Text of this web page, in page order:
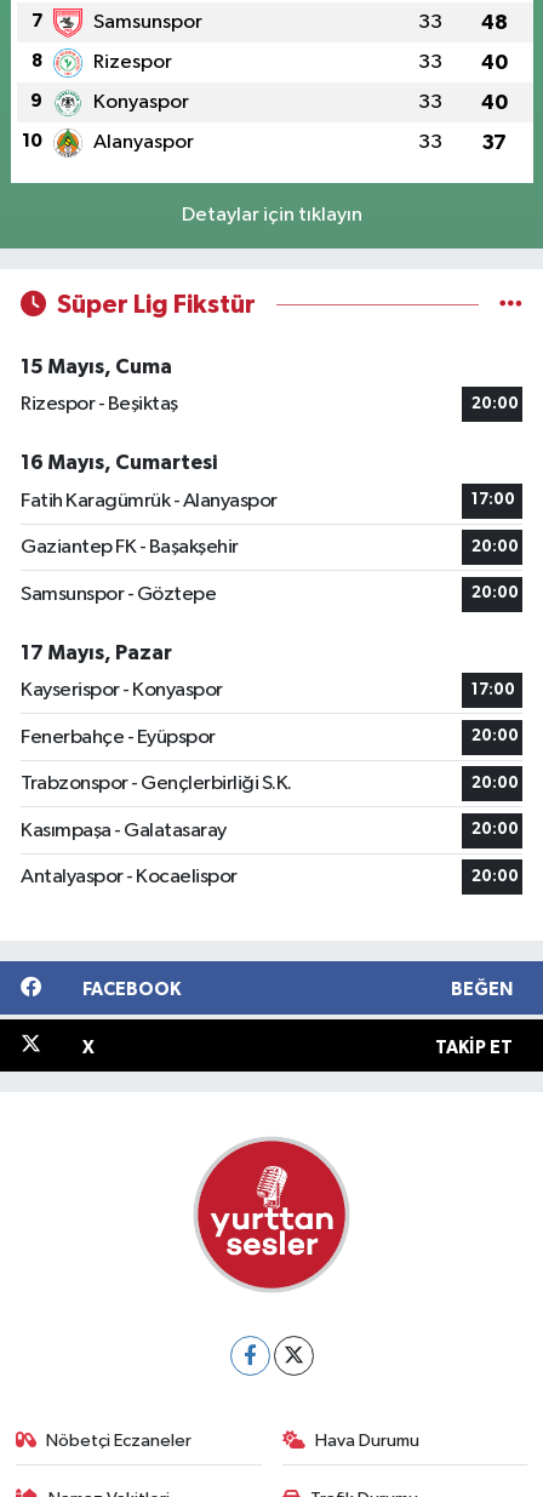
7 Samsunspor 33 48
8 Rizespor 33 40
9 Konyaspor 33 40
10 Alanyaspor 33 37
Detaylar için tıklayın
Süper Lig Fikstür
15 Mayıs, Cuma
Rizespor - Beşiktaş
20:00
16 Mayıs, Cumartesi
Fatih Karagümrük - Alanyaspor
17:00
Gaziantep FK - Başakşehir 20:00
Samsunspor - Göztepe 20:00
17 Mayıs, Pazar
Kayserispor - Konyaspor
17:00
Fenerbahçe - Eyüpspor 20:00
Trabzonspor - Gençlerbirliği S.K. 20:00
Kasımpaşa - Galatasaray 20:00
Antalyaspor - Kocaelispor 20:00
FACEBOOK BEĞEN
X TAKIP ET
Nöbetçi Eczaneler Hava Durumu